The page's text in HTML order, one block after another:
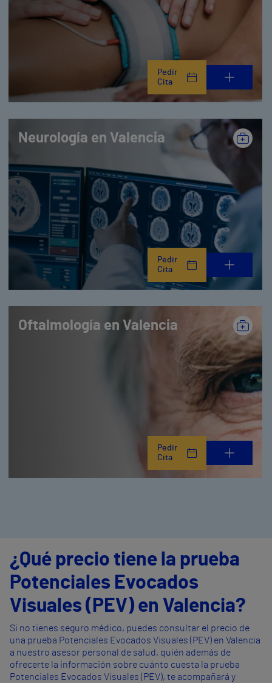
Pedir
Cita
Neurología en Valencia
Pedir
Cita
Oftalmología en Valencia
Pedir
Cita
¿Qué precio tiene la prueba
Potenciales Evocados
Visuales (PEV) en Valencia?
Si no tienes seguro médico, puedes consultar el precio de
una prueba Potenciales Evocados Visuales (PEV) en Valencia
a nuestro asesor personal de salud, quién además de
ofrecerte la información sobre cuánto cuesta la prueba
Potenciales Evocados Visuales (PEV), te acompañará y